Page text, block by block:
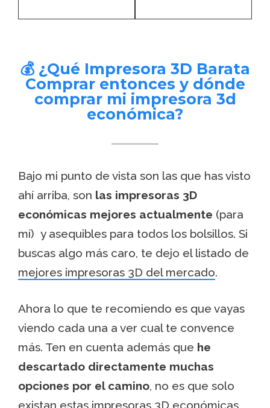
💰 ¿Qué Impresora 3D Barata
Comprar entonces y dónde
comprar mi impresora 3d
económica?
Bajo mi punto de vista son las que has visto
ahí arriba, son las impresoras 3D
económicas mejores actualmente (para
mí) y asequibles para todos los bolsillos. Si
buscas algo más caro, te dejo el listado de
mejores impresoras 3D del mercado.
Ahora lo que te recomiendo es que vayas
viendo cada una a ver cual te convence
más. Ten en cuenta además que he
descartado directamente muchas
opciones por el camino, no es que solo
existan estas impresoras 3D económicas